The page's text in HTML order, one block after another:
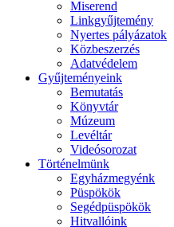
Miserend
Linkgyűjtemény
Nyertes pályázatok
Közbeszerzés
Adatvédelem
Gyűjteményeink
Bemutatás
Könyvtár
Múzeum
Levéltár
Videósorozat
Történelmünk
Egyházmegyénk
Püspökök
Segédpüspökök
Hitvallóink